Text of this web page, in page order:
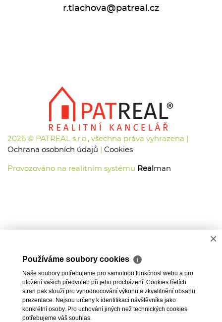
r.tlachova@patreal.cz
2026 © PATREAL s.r.o., všechna práva vyhrazena |
Ochrana osobních údajů
Cookies
Provozováno na realitním systému Real man
×
Používáme soubory cookies ℹ
Naše soubory potřebujeme pro samotnou funkčnost webu a pro
uložení vašich předvoleb při jeho procházení. Cookies třetích
stran pak slouží pro vyhodnocování výkonu a zkvalitnění obsahu
prezentace. Nejsou určeny k identifikaci návštěvníka jako
konkrétní osoby. Pro uchování jiných než technických cookies
potřebujeme váš souhlas.